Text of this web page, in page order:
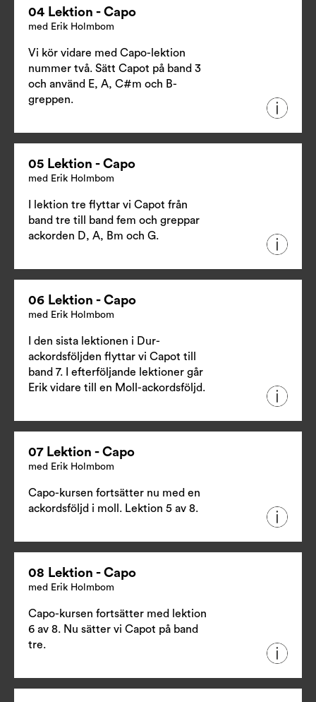
04 Lektion - Capo
med Erik Holmbom
Vi kör vidare med Capo-lektion
nummer två. Sätt Capot på band 3
och använd E, A, C#m och B-
greppen.
05 Lektion - Capo
med Erik Holmbom
I lektion tre flyttar vi Capot från
band tre till band fem och greppar
ackorden D, A, Bm och G.
06 Lektion - Capo
med Erik Holmbom
I den sista lektionen i Dur-
ackordsföljden flyttar vi Capot till
band 7. I efterföljande lektioner går
Erik vidare till en Moll-ackordsföljd.
07 Lektion - Capo
med Erik Holmbom
Capo-kursen fortsätter nu med en
ackordsföljd i moll. Lektion 5 av 8.
08 Lektion - Capo
med Erik Holmbom
Capo-kursen fortsätter med lektion
6 av 8. Nu sätter vi Capot på band
tre.